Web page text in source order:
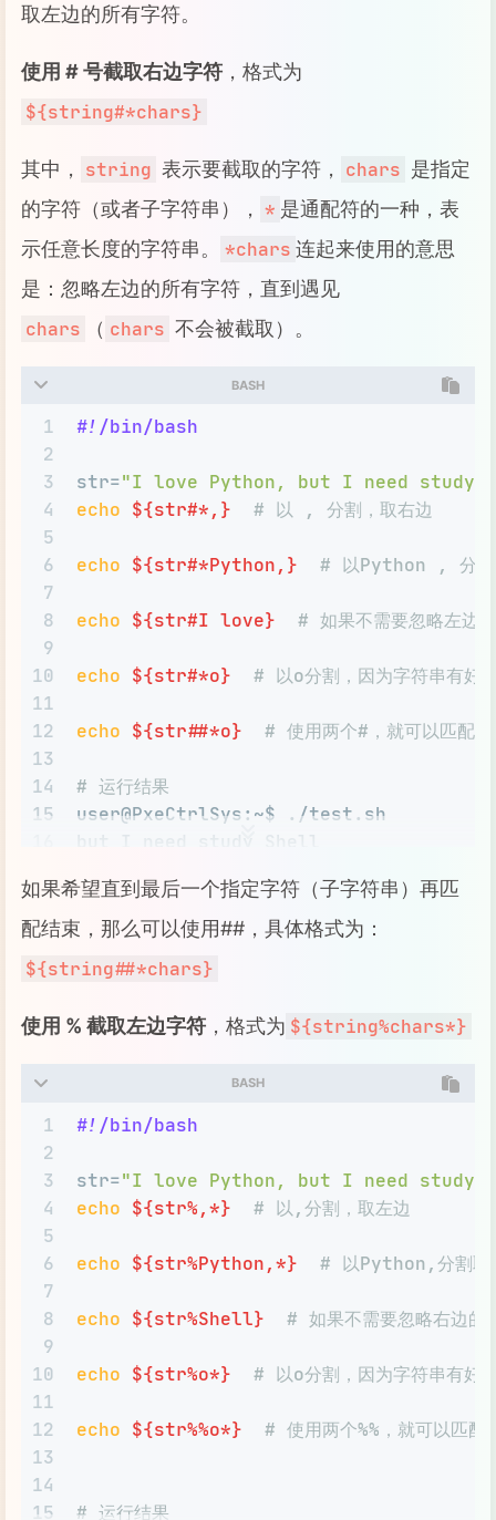
取左边的所有字符。
使用 # 号截取右边字符 ，格式为
${string#*chars}
其中， string 表示要截取的字符， chars 是指定
的字符（或者子字符串）， * 是通配符的一种，表
示任意长度的字符串。
*chars 连起来使用的意思
是：忽略左边的所有字符，直到遇见
chars （ chars 不会被截取）。
BASH
1
2
3
4
5
6
7
8
9
10
11
12
13
14
15
18
19
#!/bin/bash
str="I love Python, but I need study
echo ${str#*,} # 以 , 分割，取右边
echo ${str#*Python,} # 以Python , 分割
echo ${str#I love} # 如果不需要忽略左边
echo ${str#*o} # 以o分割，因为字符串有好
echo ${str##*o} # 使用两个#，就可以匹配
# 运行结果
user@PxeCtrlSys:~$ ./test.sh
but I need study Shell
Python, but I need study Shell
ve Python, but I need study Shell
如果希望直到最后一个指定字符（子字符串）再匹
配结束，那么可以使用##，具体格式为：
${string##*chars}
使用 % 截取左边字符 ，格式为 ${string%chars*}
BASH
1
2
3
4
5
6
7
8
9
10
11
12
13
14
15
#!/bin/bash
str="I love Python, but I need study
echo ${str%,*} # 以,分割，取左边
echo ${str%Python,*} # 以Python,分割取
echo ${str%Shell} # 如果不需要忽略右边的
echo ${str%o*} # 以o分割，因为字符串有好
echo ${str%%o*} # 使用两个%%，就可以匹
# 运行结果